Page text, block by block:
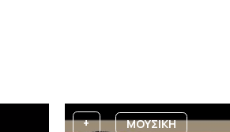
+ ΜΟΥΣΙΚΗ